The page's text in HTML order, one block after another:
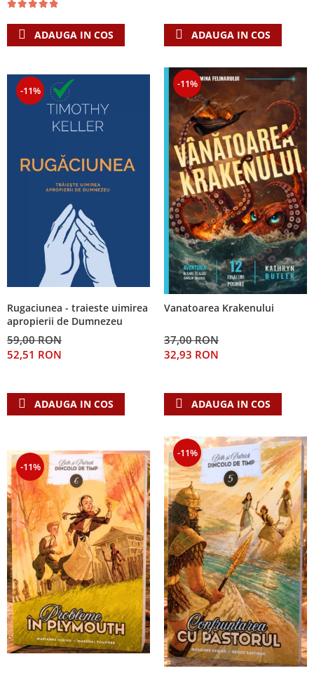
ADAUGA IN COS ADAUGA IN COS
-11%
Rugaciunea - traieste uimirea
apropierii de Dumnezeu
59,00 RON
52,51 RON
ADAUGA IN COS
-11%
Vanatoarea Krakenului
37,00 RON
32,93 RON
ADAUGA IN COS
-11%
-11%